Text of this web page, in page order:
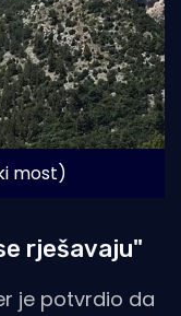
most)
rješavaju"
je potvrdio da